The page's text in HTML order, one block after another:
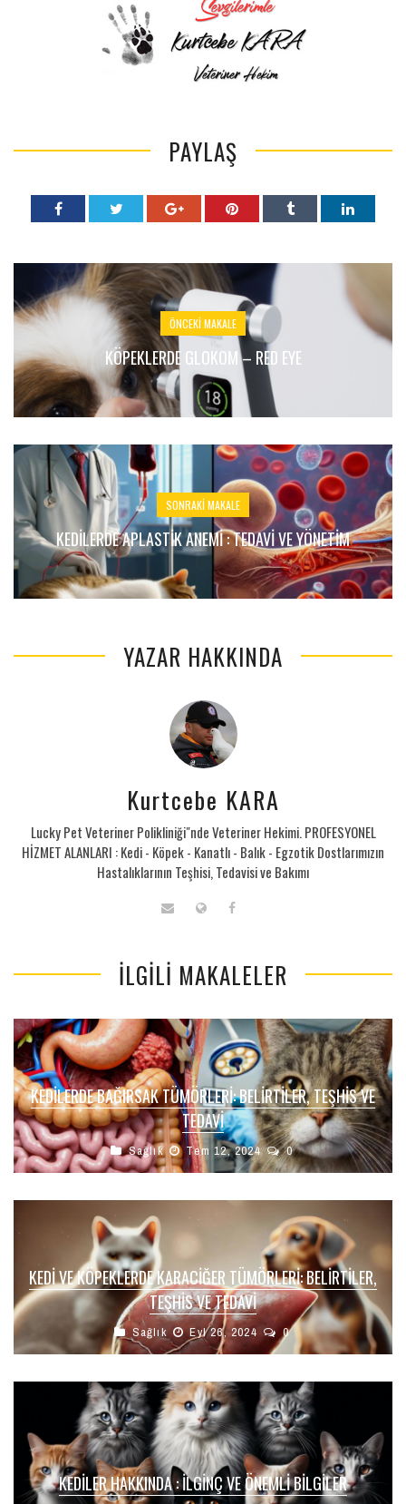
PAYLAŞ
ÖNCEKI MAKALE
KÖPEKLERDE GLOKOM – RED EYE
SONRAKI MAKALE
KEDILERDE APLASTIK ANEMI : TEDAVI VE YÖNETIM
YAZAR HAKKINDA
Kurtcebe KARA
Lucky Pet Veteriner Polikliniği"nde Veteriner Hekimi. PROFESYONEL
HİZMET ALANLARI : Kedi - Köpek - Kanatlı - Balık - Egzotik Dostlarımızın
Hastalıklarının Teşhisi, Tedavisi ve Bakımı
İLGILI MAKALELER
KEDILERDE BAĞIRSAK TÜMÖRLERI: BELIRTILER, TEŞHIS VE
TEDAVI
Sağlık Tem 12, 2024 0
KEDI VE KÖPEKLERDE KARACIĞER TÜMÖRLERI: BELIRTILER,
TEŞHIS VE TEDAVI
Sağlık Eyl 26, 2024 0
KEDILER HAKKINDA : İLGINÇ VE ÖNEMLI BILGILER